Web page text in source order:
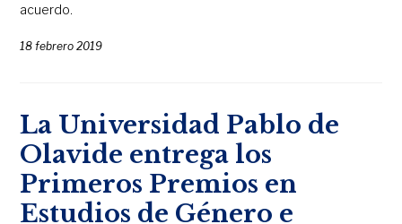
acuerdo.
18 febrero 2019
La Universidad Pablo de
Olavide entrega los
Primeros Premios en
Estudios de Género e